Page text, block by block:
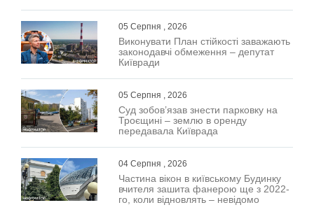
05 Серпня , 2026
Виконувати План стійкості заважають
законодавчі обмеження – депутат
Київради
05 Серпня , 2026
Суд зобов’язав знести парковку на
Троєщині – землю в оренду
передавала Київрада
04 Серпня , 2026
Частина вікон в київському Будинку
вчителя зашита фанерою ще з 2022-
го, коли відновлять – невідомо